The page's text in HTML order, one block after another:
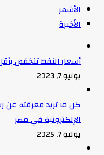
الأشهر
الأخيرة
أسعار النفط تنخفض بأقل من 1% عند
يونيو 7, 2023
كل ما تريد معرفته
الإلكترونية في مصر
يوليو 7, 2025